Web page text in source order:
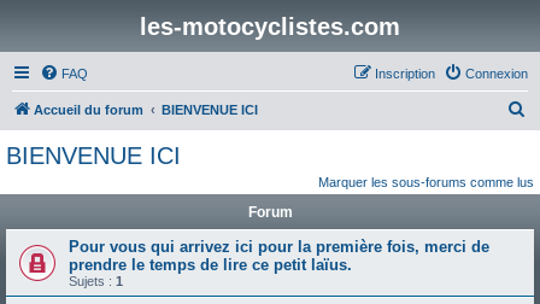
les-motocyclistes.com
FAQ Connexion
Inscription
Accueil du forum BIENVENUE ICI
h
BIENVENUE ICI
Marquer les sous-forums comme lus
Forum
Pour vous qui arrivez ici pour la première fois, merci de
prendre le temps de lire ce petit laïus.
Sujets : 1